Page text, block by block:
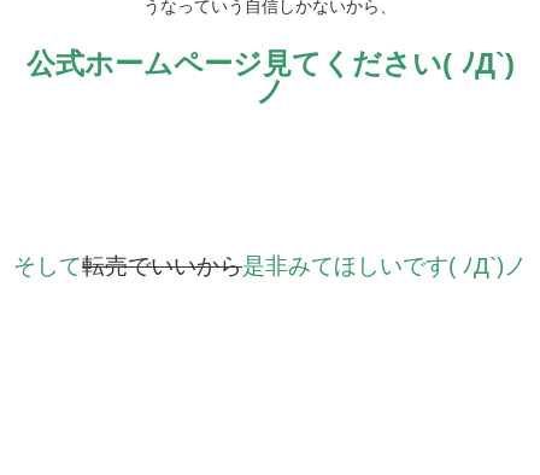
うなっていう自信しかないから、
公式ホームページ見てください( ﾉД`)
ノ
そして転売でいいから是非みてほしいです( ﾉД`)ノ